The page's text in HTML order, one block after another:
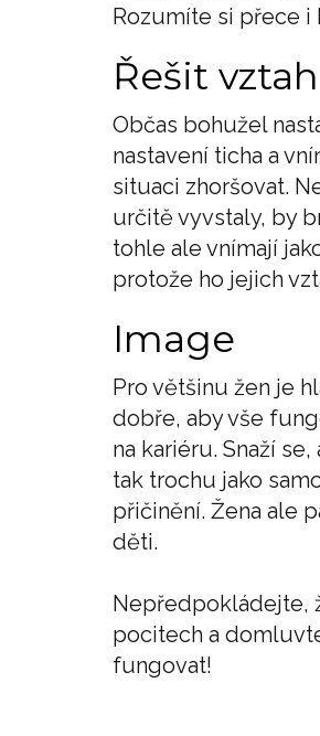
Rozumíte si přece i
Řešit
Občas bohužel
nastavení ticha a
situaci zhoršovat.
určitě vyvstaly, by
tohle ale vnímají
protože ho jejich
Image
Pro většinu žen je
dobře, aby vše
na kariéru. Snaží
tak trochu jako
přičinění. Žena ale
děti.
Nepředpokládejte,
pocitech a
fungovat!